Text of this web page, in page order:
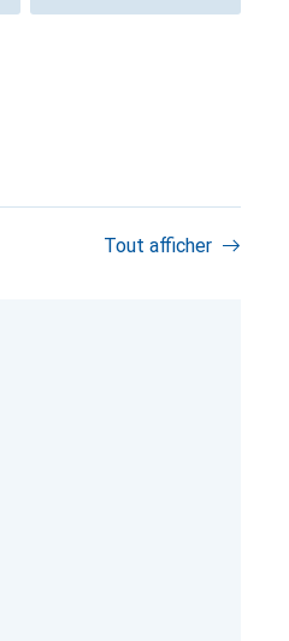
Tout afficher